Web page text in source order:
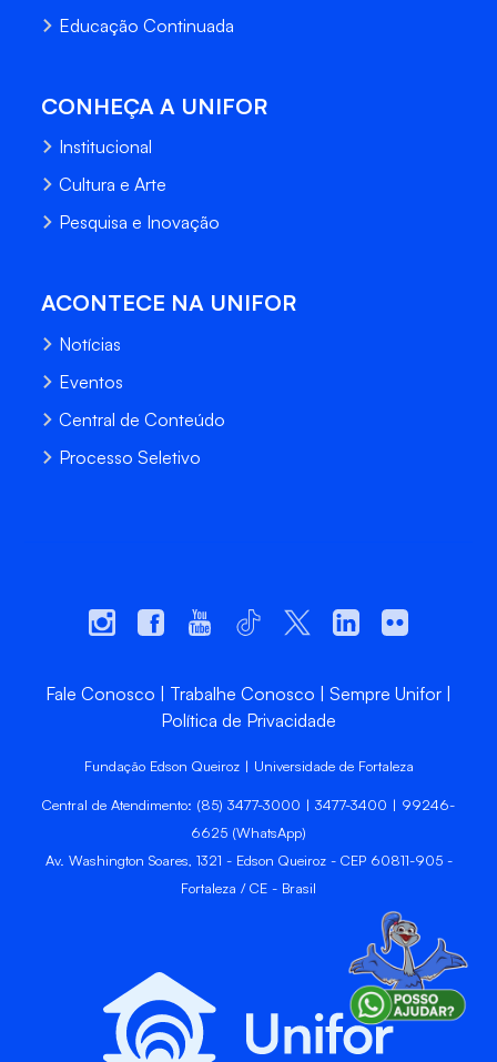
Educação Continuada
CONHEÇA A UNIFOR
Institucional
Cultura e Arte
Pesquisa e Inovação
ACONTECE NA UNIFOR
Notícias
Eventos
Central de Conteúdo
Processo Seletivo
Fale Conosco Trabalhe Conosco
Sempre Unifor
Política de Privacidade
Fundação Edson Queiroz | Universidade de Fortaleza
Central de Atendimento: (85) 3477-3000 | 3477-3400 | 99246-
6625 (WhatsApp)
Av. Washington Soares, 1321 - Edson Queiroz - CEP 60811-905 -
Fortaleza / CE - Brasil